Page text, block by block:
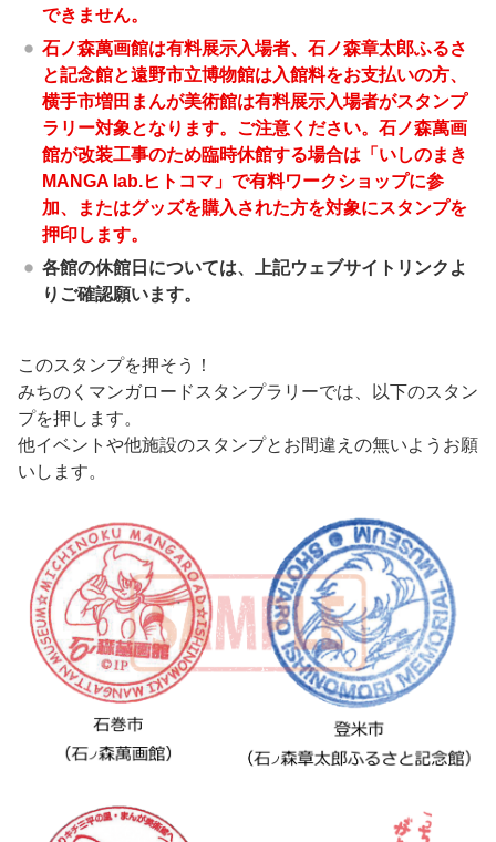
できません。
石ノ森萬画館は有料展示入場者、石ノ森章太郎ふるさ
と記念館と遠野市立博物館は入館料をお支払いの方、
横手市増田まんが美術館は有料展示入場者がスタンプ
ラリー対象となります。ご注意ください。石ノ森萬画
館が改装工事のため臨時休館する場合は「いしのまき
MANGA lab.ヒトコマ」で有料ワークショップに参
加、またはグッズを購入された方を対象にスタンプを
押印します。
各館の休館日については、上記ウェブサイトリンクよ
りご確認願います。
このスタンプを押そう！
みちのくマンガロードスタンプラリーでは、以下のスタン
プを押します。
他イベントや他施設のスタンプとお間違えの無いようお願
いします。